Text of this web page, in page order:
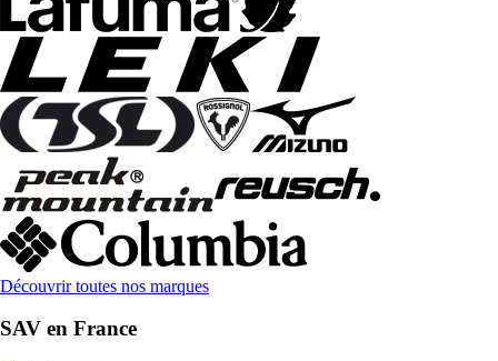
Découvrir toutes nos marques
SAV en France